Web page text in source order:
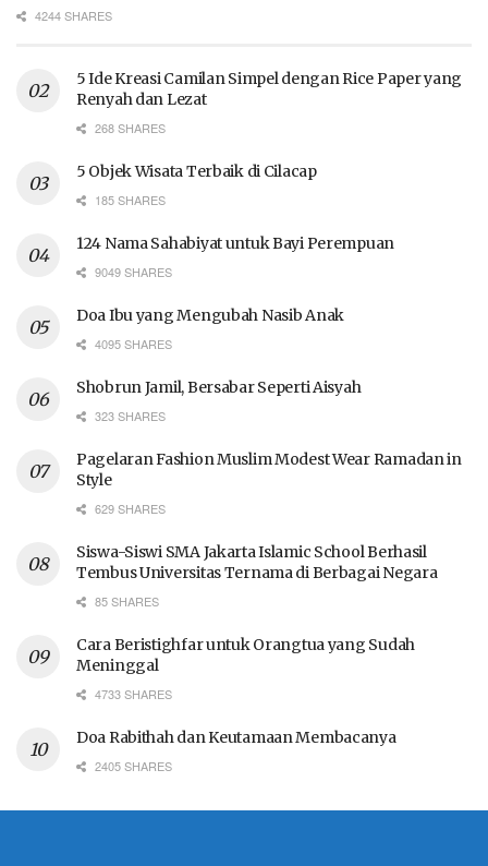
4244 SHARES
5 Ide Kreasi Camilan Simpel dengan Rice Paper yang
Renyah dan Lezat
268 SHARES
5 Objek Wisata Terbaik di Cilacap
185 SHARES
124 Nama Sahabiyat untuk Bayi Perempuan
9049 SHARES
Doa Ibu yang Mengubah Nasib Anak
4095 SHARES
Shobrun Jamil, Bersabar Seperti Aisyah
323 SHARES
Pagelaran Fashion Muslim Modest Wear Ramadan in
Style
629 SHARES
Siswa-Siswi SMA Jakarta Islamic School Berhasil
Tembus Universitas Ternama di Berbagai Negara
85 SHARES
Cara Beristighfar untuk Orangtua yang Sudah
Meninggal
4733 SHARES
Doa Rabithah dan Keutamaan Membacanya
2405 SHARES